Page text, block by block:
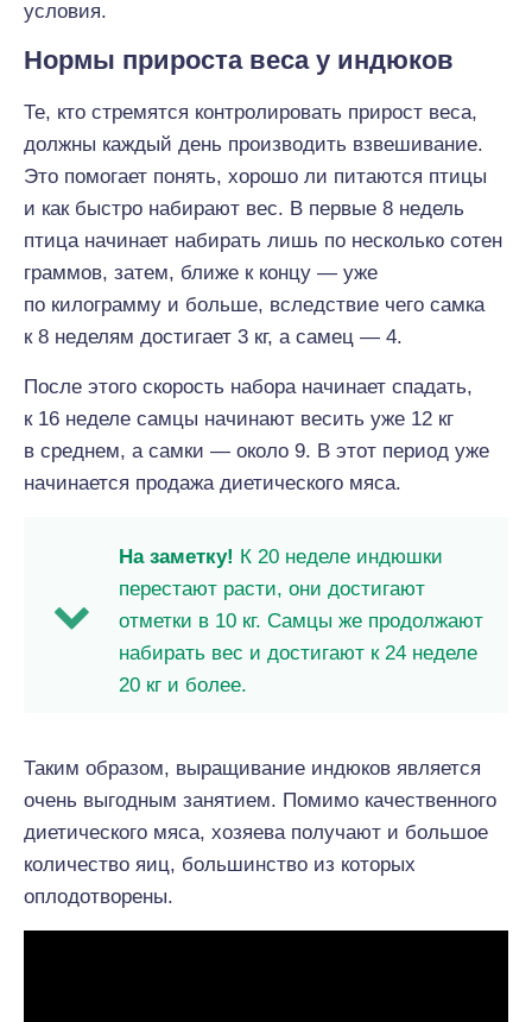
условия.
Нормы прироста веса у индюков
Те, кто стремятся контролировать прирост веса,
должны каждый день производить взвешивание.
Это помогает понять, хорошо ли питаются птицы
и как быстро набирают вес. В первые 8 недель
птица начинает набирать лишь по несколько сотен
граммов, затем, ближе к концу — уже
по килограмму и больше, вследствие чего самка
к 8 неделям достигает 3 кг, а самец — 4.
После этого скорость набора начинает спадать,
к 16 неделе самцы начинают весить уже 12 кг
в среднем, а самки — около 9. В этот период уже
начинается продажа диетического мяса.
На заметку! К 20 неделе индюшки
перестают расти, они достигают
отметки в 10 кг. Самцы же продолжают
набирать вес и достигают к 24 неделе
20 кг и более.
Таким образом, выращивание индюков является
очень выгодным занятием. Помимо качественного
диетического мяса, хозяева получают и большое
количество яиц, большинство из которых
оплодотворены.